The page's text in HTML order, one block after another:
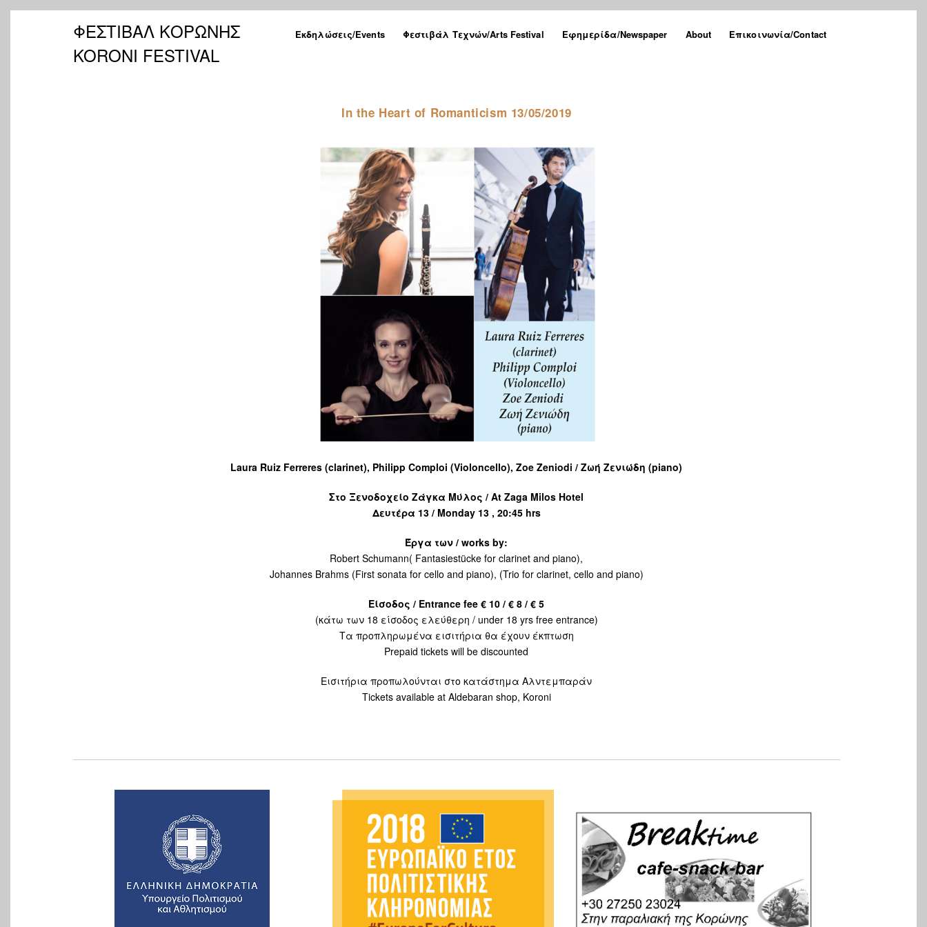
ΦΕΣΤΙΒΑΛ ΚΟΡΩΝΗΣ
KORONI FESTIVAL
Εκδηλώσεις/Events Φεστιβάλ Τεχνών/Arts Festival Εφημερίδα/Newspaper About Επικοινωνία/Contact
In the Heart of Romanticism 13/05/2019
Laura Ruiz Ferreres (clarinet), Philipp Comploi (Violoncello), Zoe Zeniodi / Zωή Ζενιώδη (piano)
Στο Ξενοδοχείο Ζάγκα Μύλος / At Zaga Milos Hotel
Δευτέρα 13 / Monday 13 , 20:45 hrs
Έργα των / works by:
Robert Schumann( Fantasiestücke for clarinet and piano),
Johannes Brahms (First sonata for cello and piano), (Trio for clarinet, cello and piano)
Είσοδος / Entrance fee € 10 / € 8 / € 5
(κάτω των 18 είσοδος ελεύθερη / under 18 yrs free entrance)
Τα προπληρωμένα εισιτήρια θα έχουν έκπτωση
Prepaid tickets will be discounted
Εισιτήρια προπωλούνται στο κατάστημα Αλντεμπαράν
Tickets available at Aldebaran shop, Koroni